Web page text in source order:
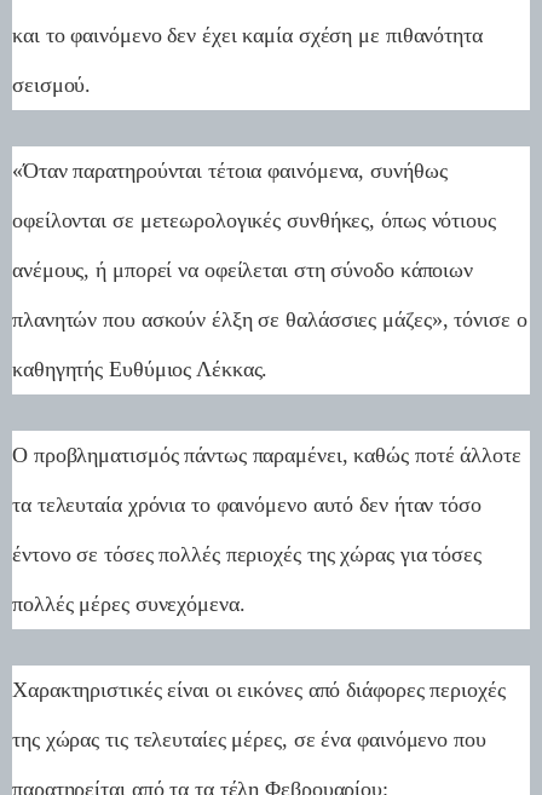
και το φαινόμενο δεν έχει καμία σχέση με πιθανότητα
σεισμού.
«Όταν παρατηρούνται τέτοια φαινόμενα, συνήθως
οφείλονται σε μετεωρολογικές συνθήκες, όπως νότιους
ανέμους, ή μπορεί να οφείλεται στη σύνοδο κάποιων
πλανητών που ασκούν έλξη σε θαλάσσιες μάζες», τόνισε ο
καθηγητής Ευθύμιος Λέκκας.
Ο προβληματισμός πάντως παραμένει, καθώς ποτέ άλλοτε
τα τελευταία χρόνια το φαινόμενο αυτό δεν ήταν τόσο
έντονο σε τόσες πολλές περιοχές της χώρας για τόσες
πολλές μέρες συνεχόμενα.
Χαρακτηριστικές είναι οι εικόνες από διάφορες περιοχές
της χώρας τις τελευταίες μέρες, σε ένα φαινόμενο που
παρατηρείται από τα τα τέλη Φεβρουαρίου: